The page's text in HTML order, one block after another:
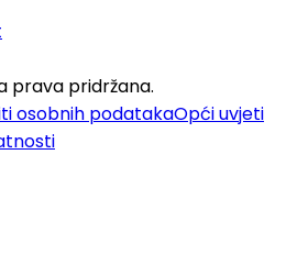
prava pridržana.
osobnih podatakaOpći uvjeti